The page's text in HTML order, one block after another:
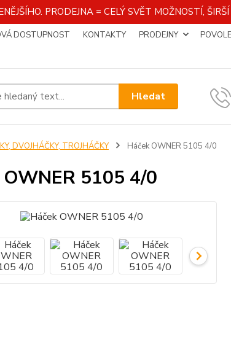
PRODEJNA = CELÝ SVĚT MOŽNOSTÍ,
DOSTUPNOST KONTAKTY PRODEJNY
Hledat
DVOJHÁČKY, TROJHÁČKY Háček OWNER 5105 4/0
OWNER 5105 4/0